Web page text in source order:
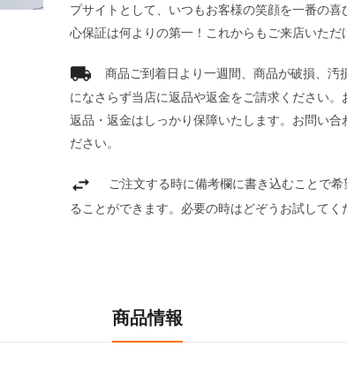
プサイトとして、いつもお客様の笑顔を一番の
心保証は何よりの第一！これからもご来店いただ
商品ご到着日より一週間、商品が破損、
になさらず当店に返品や返金をご請求ください
返品・返金はしっかり保障いたします。お問い合
ださい。
ご注文する時に備考欄に書き込むことで
ることができます。必要の時はどぞうお試してく
商品情報